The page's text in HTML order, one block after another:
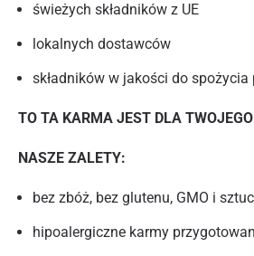
świeżych składników z UE
lokalnych dostawców
składników w jakości do spożycia
TO TA KARMA JEST DLA
NASZE ZALETY:
bez zbóż, bez glutenu, GMO i
hipoalergiczne karmy